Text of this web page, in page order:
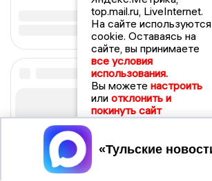
top.mail.ru, LiveInternet.
На сайте используются
cookie. Оставаясь на
сайте, вы принимаете
все условия
использования.
Вы можете настроить
или отклонить и
покинуть сайт
Принять